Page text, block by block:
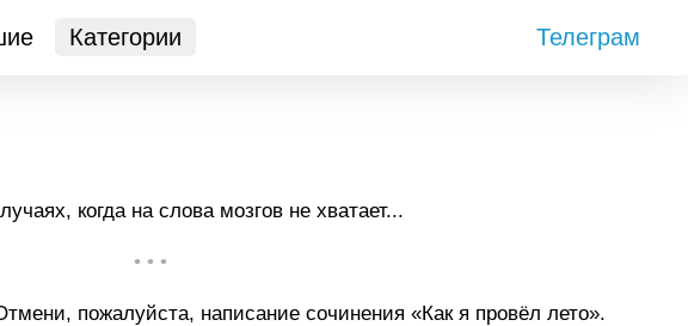
Категории Телеграм
когда на слова мозгов не хватает...
• • •
пожалуйста, написание сочинения «Как я провёл лето».